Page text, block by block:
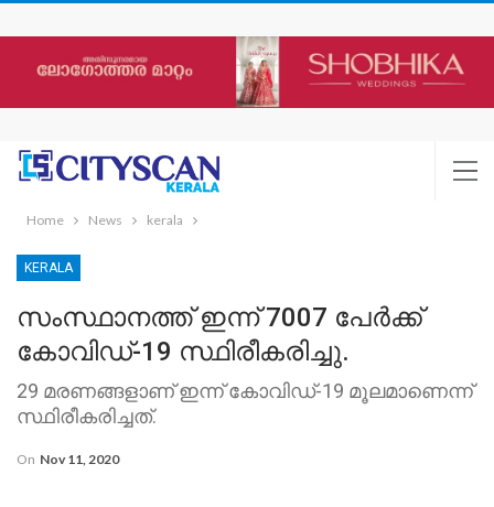
Home News kerala
KERALA
സംസ്ഥാനത്ത് ഇന്ന് 7007 പേര്‍ക്ക്
കോവിഡ്-19 സ്ഥിരീകരിച്ചു.
29 മരണങ്ങളാണ് ഇന്ന് കോവിഡ്-19 മൂലമാണെന്ന്
സ്ഥിരീകരിച്ചത്.
On Nov 11, 2020